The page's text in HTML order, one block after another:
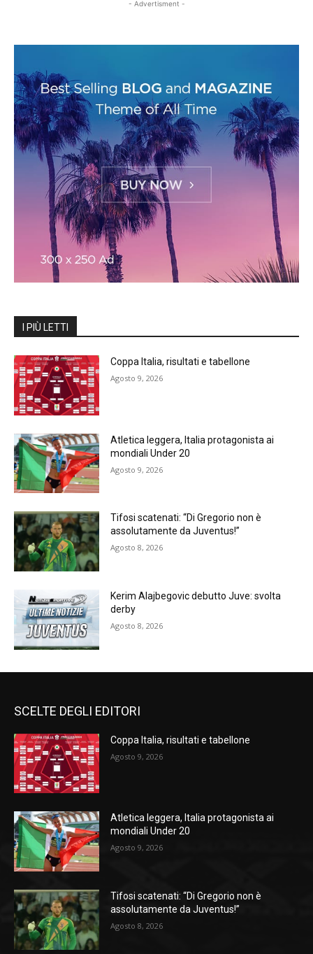
- Advertisment -
I PIÙ LETTI
Coppa Italia, risultati e tabellone
Agosto 9, 2026
Atletica leggera, Italia protagonista ai
mondiali Under 20
Agosto 9, 2026
Tifosi scatenati: “Di Gregorio non è
assolutamente da Juventus!”
Agosto 8, 2026
Kerim Alajbegovic debutto Juve: svolta
derby
Agosto 8, 2026
SCELTE DEGLI EDITORI
Coppa Italia, risultati e tabellone
Agosto 9, 2026
Atletica leggera, Italia protagonista ai
mondiali Under 20
Agosto 9, 2026
Tifosi scatenati: “Di Gregorio non è
assolutamente da Juventus!”
Agosto 8, 2026